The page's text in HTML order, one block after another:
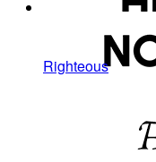
Righteous